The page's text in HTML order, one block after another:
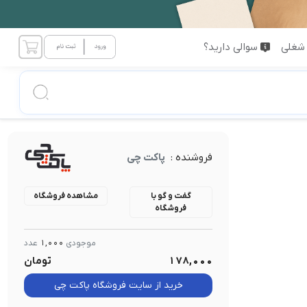
سوالی دارید؟
فروشنده : پاکت چی
گفت و گو با
فروشگاه
مشاهده فروشگاه
موجودی 1,000 عدد
178,000 تومان
خرید از سایت فروشگاه پاکت چی